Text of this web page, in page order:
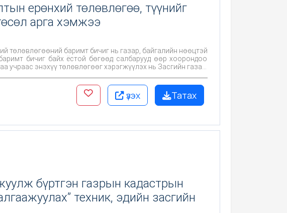
ерөнхий төлөвлөгөө, түүнийг
арга хэмжээ
төлөвлөгөөний баримт бичиг нь газар, байгалийн нөөцтэй
бичиг байх ёстой бөгөөд салбарууд өөр хоорондоо
учраас энэхүү төлөвлөгөөг хэрэгжүүлэх нь Засгийн газар,
үзэх Татах
бүртгэн газрын кадастрын
техник, эдийн засгийн